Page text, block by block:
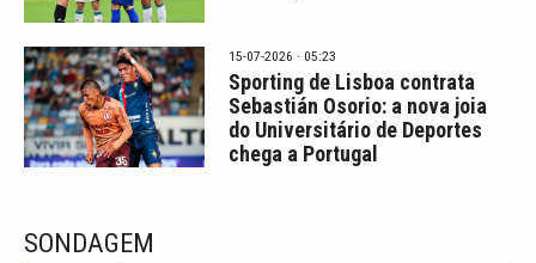
15-07-2026 · 05:23
Sporting de Lisboa contrata
Sebastián Osorio: a nova joia
do Universitário de Deportes
chega a Portugal
SONDAGEM